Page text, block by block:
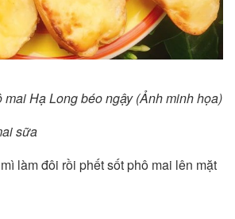
Hạ Long béo ngậy (Ảnh minh họa)
sữa
làm đôi rồi phết sốt phô mai lên mặt